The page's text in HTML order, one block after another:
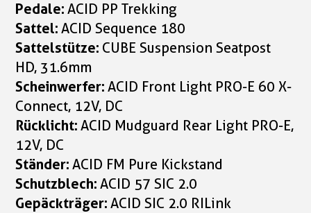
Pedale:ACID PP Trekking
Sattel:ACID Sequence 180
Sattelstütze: CUBE Suspension Seatpost
HD, 31.6mm
Scheinwerfer:ACID Front Light PRO-E 60 X-
Connect, 12V, DC
Rücklicht:ACID Mudguard Rear Light PRO-E,
12V, DC
Ständer:ACID FM Pure Kickstand
Schutzblech:ACID 57 SIC 2.0
Gepäckträger:ACID SIC 2.0 RILink